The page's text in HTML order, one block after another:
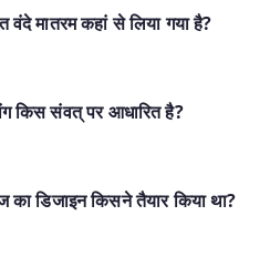
वंदे मातरम कहां से लिया गया है?
किस संवत् पर आधारित है?
का डिजाइन किसने तैयार किया था?